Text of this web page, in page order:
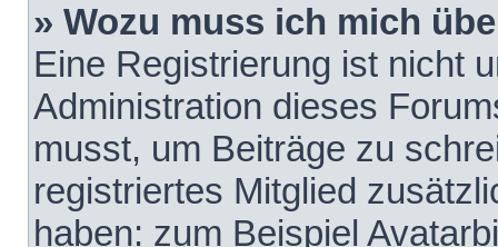
» Wozu muss ich mich
Eine Registrierung ist nicht
Administration dieses
musst, um Beiträge zu
registriertes Mitglied
haben: zum Beispiel